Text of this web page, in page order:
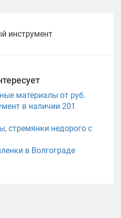
инструмент
материалы от руб.
в наличии 201
стремянки недорого с
в Волгограде